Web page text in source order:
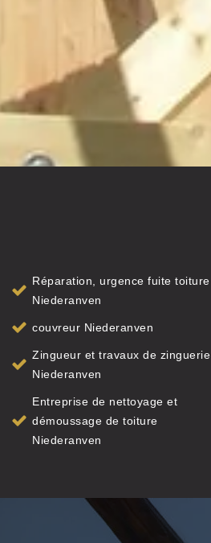
Réparation, urgence fuite toiture
Niederanven
couvreur Niederanven
Zingueur et travaux de zinguerie
Niederanven
Entreprise de nettoyage et
démoussage de toiture
Niederanven